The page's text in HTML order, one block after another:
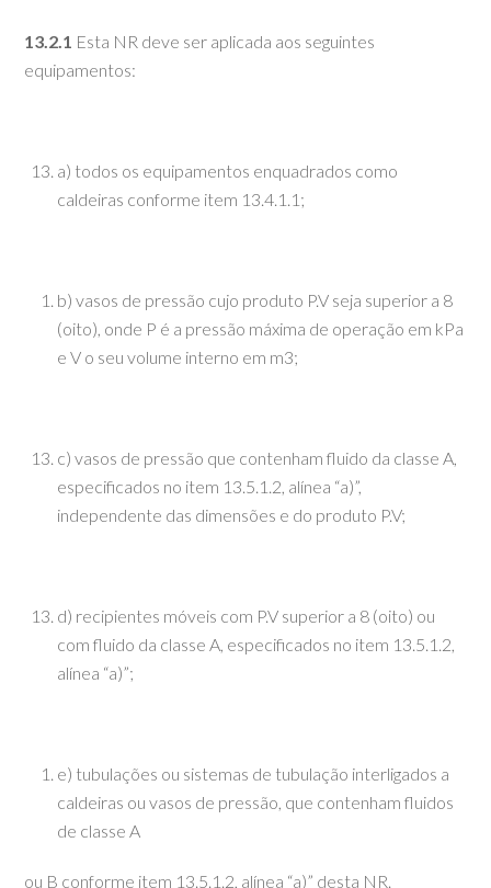
13.2.1 Esta NR deve ser aplicada aos seguintes
equipamentos:
a) todos os equipamentos enquadrados como
caldeiras conforme item 13.4.1.1;
b) vasos de pressão cujo produto P.V seja superior a 8
(oito), onde P é a pressão máxima de operação em kPa
e V o seu volume interno em m3;
c) vasos de pressão que contenham fluido da classe A,
especificados no item 13.5.1.2, alínea “a)”,
independente das dimensões e do produto P.V;
d) recipientes móveis com P.V superior a 8 (oito) ou
com fluido da classe A, especificados no item 13.5.1.2,
alínea “a)”;
e) tubulações ou sistemas de tubulação interligados a
caldeiras ou vasos de pressão, que contenham fluidos
de classe A
ou B conforme item 13.5.1.2, alínea “a)” desta NR.